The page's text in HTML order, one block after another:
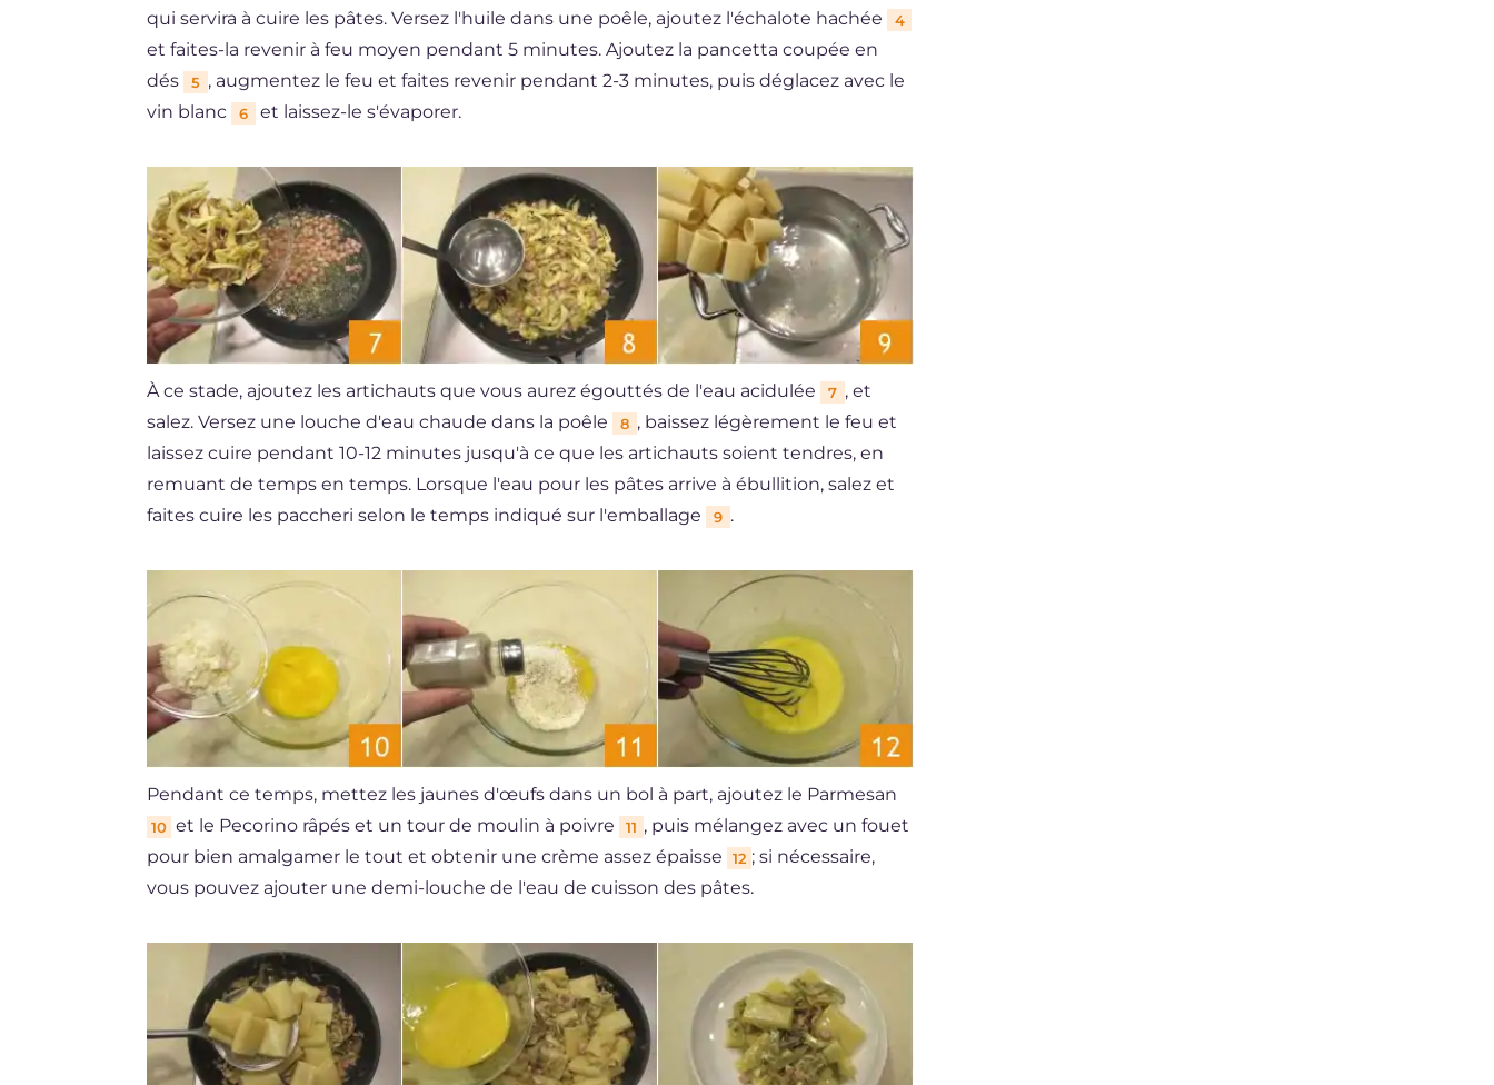
qui servira à cuire les pâtes. Versez l'huile dans une poêle, ajoutez l'échalote hachée
4
et faites-la revenir à feu moyen pendant 5 minutes. Ajoutez la pancetta coupée en
dés
5 , augmentez le feu et faites revenir pendant 2-3 minutes, puis déglacez avec le
vin blanc
6 et laissez-le s'évaporer.
À ce stade, ajoutez les artichauts que vous aurez égouttés de l'eau acidulée 7 , et
salez. Versez une louche d'eau chaude dans la poêle
8 , baissez légèrement le feu et
laissez cuire pendant 10-12 minutes jusqu'à ce que les artichauts soient tendres, en
remuant de temps en temps. Lorsque l'eau pour les pâtes arrive à ébullition, salez et
faites cuire les paccheri selon le temps indiqué sur l'emballage
9 .
Pendant ce temps, mettez les jaunes d'œufs dans un bol à part, ajoutez le Parmesan
10 et le Pecorino râpés et un tour de moulin à poivre 11 , puis mélangez avec un fouet
pour bien amalgamer le tout et obtenir une crème assez épaisse
12 ; si nécessaire,
vous pouvez ajouter une demi-louche de l'eau de cuisson des pâtes.